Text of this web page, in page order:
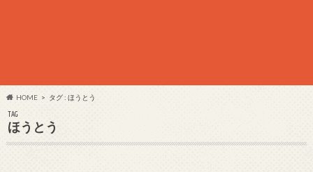
HOME タグ : ほうとう
TAG
ほうとう